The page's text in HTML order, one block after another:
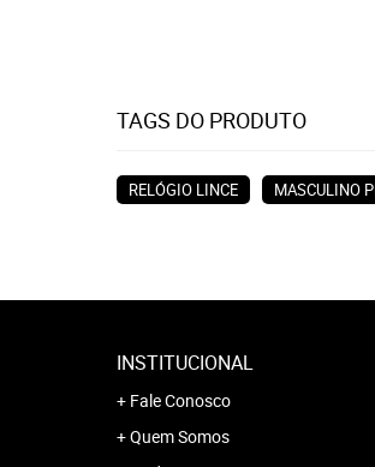
TAGS DO PRODUTO
RELÓGIO LINCE MASCULINO
INSTITUCIONAL
Fale Conosco
Quem Somos